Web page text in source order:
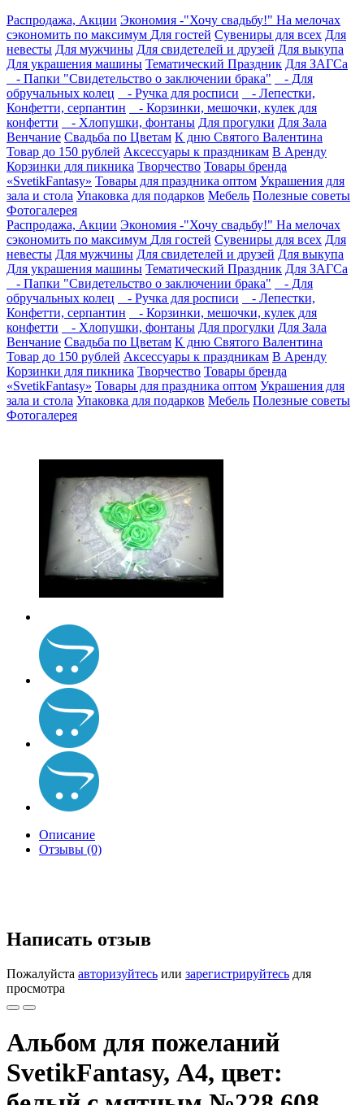
Распродажа, Акции Экономия -"Хочу свадьбу!" На мелочах
сэкономить по максимум Для гостей Сувениры для всех Для
невесты Для мужчины Для свидетелей и друзей Для выкупа
Для украшения машины Тематический Праздник Для ЗАГСа
- Папки "Свидетельство о заключении брака"
- Для
обручальных колец
- Ручка для росписи
- Лепестки,
Конфетти, серпантин
- Корзинки, мешочки, кулек для
конфетти
- Хлопушки, фонтаны Для прогулки Для Зала
Венчание Свадьба по Цветам К дню Святого Валентина
Товар до 150 рублей Аксессуары к праздникам В Аренду
Корзинки для пикника Творчество Товары бренда
«SvetikFantasy» Товары для праздника оптом Украшения для
зала и стола Упаковка для подарков Мебель Полезные советы
Фотогалерея
Распродажа, Акции Экономия -"Хочу свадьбу!" На мелочах
сэкономить по максимум Для гостей Сувениры для всех Для
невесты Для мужчины Для свидетелей и друзей Для выкупа
Для украшения машины Тематический Праздник Для ЗАГСа
- Папки "Свидетельство о заключении брака"
- Для
обручальных колец
- Ручка для росписи
- Лепестки,
Конфетти, серпантин
- Корзинки, мешочки, кулек для
конфетти
- Хлопушки, фонтаны Для прогулки Для Зала
Венчание Свадьба по Цветам К дню Святого Валентина
Товар до 150 рублей Аксессуары к праздникам В Аренду
Корзинки для пикника Творчество Товары бренда
«SvetikFantasy» Товары для праздника оптом Украшения для
зала и стола Упаковка для подарков Мебель Полезные советы
Фотогалерея
Описание
Отзывы (0)
Написать отзыв
Пожалуйста авторизуйтесь или зарегистрируйтесь для
просмотра
Альбом для пожеланий
SvetikFantasy, А4, цвет: